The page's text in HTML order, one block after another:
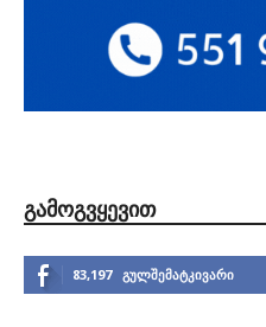
ᲒᲐᲛᲝᲒᲕᲧᲔᲕᲘᲗ
83,197 გულშემატკივარი